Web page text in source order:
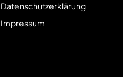
Datenschutzerklärung
Impressum